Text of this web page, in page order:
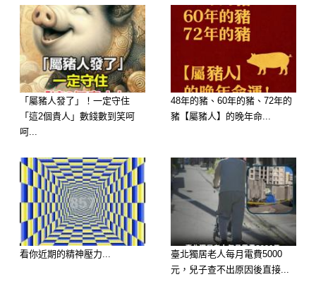
屬雞的女人，她們溫柔善良，嫺靜文
雅，在生活中，這個生肖的女人很懂得
照顧人，她們容易給人帶來溫馨感，所
以能夠作為她們的丈夫，也能收穫頗
豐，光宗耀祖，在生活和工作中，她們
能夠給予老公最大的支援與鼓勵，可謂
「屬豬人發了」！一定守住
「這2個貴人」數錢數到笑呵
呵...
48年的豬、60年的豬、72年的
豬【屬豬人】的晚年命...
看你近期的精神壓力...
臺北獨居老人每月電費5000
元，兒子查不出原因後直接...